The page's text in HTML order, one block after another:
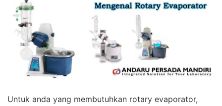
Untuk anda yang membutuhkan rotary evaporator,